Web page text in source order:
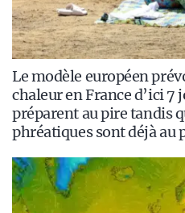
Le modèle européen
chaleur en France d’ici 7
préparent au pire tandis
phréatiques sont déjà au